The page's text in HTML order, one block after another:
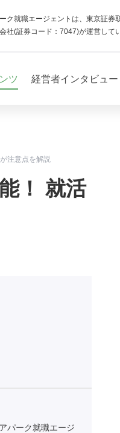
ク就職エージェントは、東京証券
社(証券コード：7047)が運営して
ツ 経営者インタビュー
注意点を解説
！ 就活
パーク就職エージ